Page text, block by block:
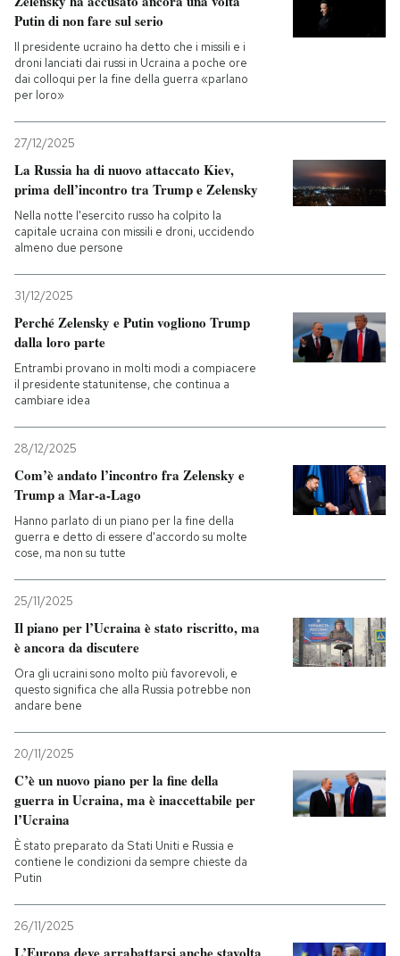
Putin di non fare sul serio
Il presidente ucraino ha detto che i missili e i
droni lanciati dai russi in Ucraina a poche ore
dai colloqui per la fine della guerra «parlano
per loro»
27/12/2025
La Russia ha di nuovo attaccato Kiev,
prima dell’incontro tra Trump e Zelensky
Nella notte l'esercito russo ha colpito la
capitale ucraina con missili e droni, uccidendo
almeno due persone
31/12/2025
Perché Zelensky e Putin vogliono Trump
dalla loro parte
Entrambi provano in molti modi a compiacere
il presidente statunitense, che continua a
cambiare idea
28/12/2025
Com’è andato l’incontro fra Zelensky e
Trump a Mar-a-Lago
Hanno parlato di un piano per la fine della
guerra e detto di essere d'accordo su molte
cose, ma non su tutte
25/11/2025
Il piano per l’Ucraina è stato riscritto, ma
è ancora da discutere
Ora gli ucraini sono molto più favorevoli, e
questo significa che alla Russia potrebbe non
andare bene
20/11/2025
C’è un nuovo piano per la fine della
guerra in Ucraina, ma è inaccettabile per
l’Ucraina
È stato preparato da Stati Uniti e Russia e
contiene le condizioni da sempre chieste da
Putin
26/11/2025